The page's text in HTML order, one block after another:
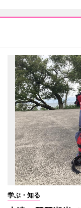
学ぶ・知る